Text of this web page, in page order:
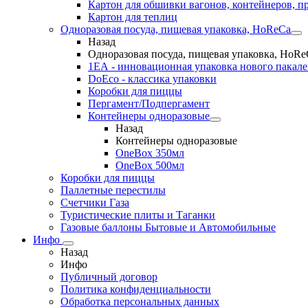
Картон для обшивки вагонов, контейнеров,
Картон для теплиц
Одноразовая посуда, пищевая упаковка, HoReCa
Назад
Одноразовая посуда, пищевая упаковка,
1ЕА - инновационная упаковка нового
DoEco - классика упаковки
Коробки для пиццы
Пергамент/Подпергамент
Контейнеры одноразовые
Назад
Контейнеры одноразовые
OneBox 350мл
OneBox 500мл
Коробки для пиццы
Паллетные перестилы
Счетчики Газа
Туристические плиты и Таганки
Газовые баллоны Бытовые и Автомобильные
Инфо
Назад
Инфо
Публичный договор
Политика конфиденциальности
Обработка персональных данных